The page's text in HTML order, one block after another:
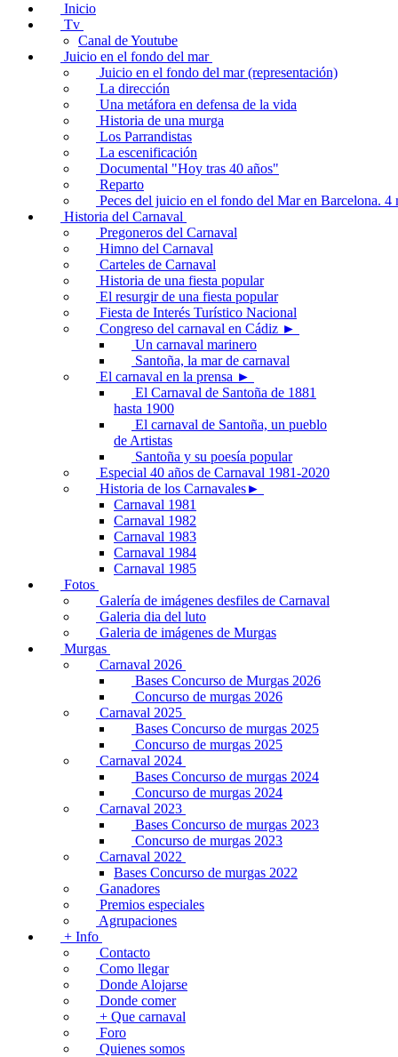
Inicio
Tv
Canal de Youtube
Juicio en el fondo del mar
Juicio en el fondo del mar (representación)
La dirección
Una metáfora en defensa de la vida
Historia de una murga
Los Parrandistas
La escenificación
Documental "Hoy tras 40 años"
Reparto
Peces del juicio en el fondo del Mar en Barcelona. 4
Historia del Carnaval
Pregoneros del Carnaval
Himno del Carnaval
Carteles de Carnaval
Historia de una fiesta popular
El resurgir de una fiesta popular
Fiesta de Interés Turístico Nacional
Congreso del carnaval en Cádiz ►
Un carnaval marinero
Santoña, la mar de carnaval
El carnaval en la prensa ►
El Carnaval de Santoña de 1881
hasta 1900
El carnaval de Santoña, un pueblo
de Artistas
Santoña y su poesía popular
Especial 40 años de Carnaval 1981-2020
Historia de los Carnavales►
Carnaval 1981
Carnaval 1982
Carnaval 1983
Carnaval 1984
Carnaval 1985
Fotos
Galería de imágenes desfiles de Carnaval
Galeria dia del luto
Galeria de imágenes de Murgas
Murgas
Carnaval 2026
Bases Concurso de Murgas 2026
Concurso de murgas 2026
Carnaval 2025
Bases Concurso de murgas 2025
Concurso de murgas 2025
Carnaval 2024
Bases Concurso de murgas 2024
Concurso de murgas 2024
Carnaval 2023
Bases Concurso de murgas 2023
Concurso de murgas 2023
Carnaval 2022
Bases Concurso de murgas 2022
Ganadores
Premios especiales
Agrupaciones
+ Info
Contacto
Como llegar
Donde Alojarse
Donde comer
+ Que carnaval
Foro
Quienes somos